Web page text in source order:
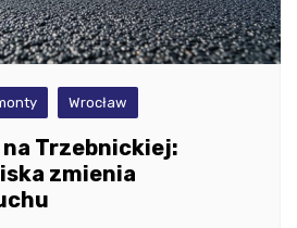
Wrocław
na Trzebnickiej:
zmienia